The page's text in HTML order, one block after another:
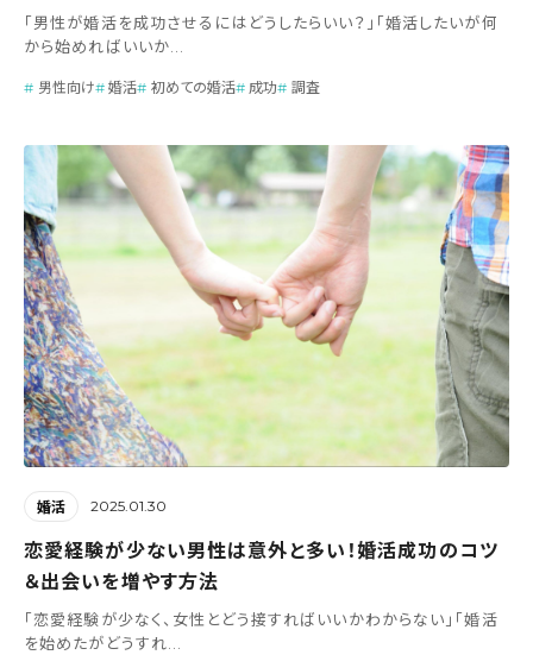
「男性が婚活を成功させるにはどうしたらいい？」「婚活したいが何
から始めればいいか...
男性向け 婚活 初めての婚活 成功 調査
婚活 2025.01.30
恋愛経験が少ない男性は意外と多い！婚活成功のコツ
＆出会いを増やす方法
「恋愛経験が少なく、女性とどう接すればいいかわからない」「婚活
を始めたがどうすれ...